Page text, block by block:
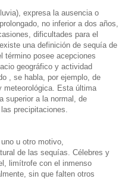
expresa la ausencia o
no inferior a dos años,
dificultades para el
una definición de sequía de
término posee acepciones
geográfico y actividad
, se habla, por ejemplo, de
meteorológica. Esta última
superior a la normal, de
precipitaciones.
u otro motivo,
de las sequías. Célebres y
limítrofe con el inmenso
sin que falten otros